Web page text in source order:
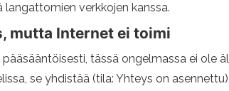
verkkojen kanssa.
mutta Internet ei toimi
tässä ongelmassa ei ole
se yhdistää (tila: Yhteys on